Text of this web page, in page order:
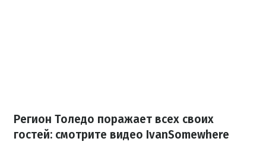
Регион Толедо поражает всех своих
гостей: смотрите видео IvanSomewhere